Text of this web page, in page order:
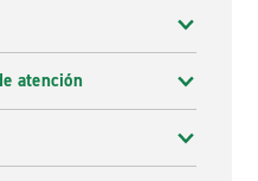
atención